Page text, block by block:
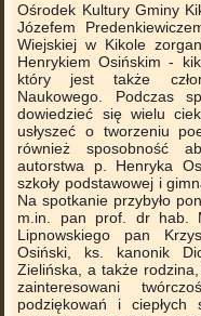
Ośrodek Kultury Gminy
Józefem
Wiejskiej w Kikole
Henrykiem Osińskim -
który jest także
Naukowego. Podczas
dowiedzieć się wielu
usłyszeć o tworzeniu
również sposobność
autorstwa p. Henryka
szkoły podstawowej i
Na spotkanie przybyło
m.in. pan prof. dr hab.
Lipnowskiego pan
Osiński, ks. kanonik
Zielińska, a także
zainteresowani
podziękowań i